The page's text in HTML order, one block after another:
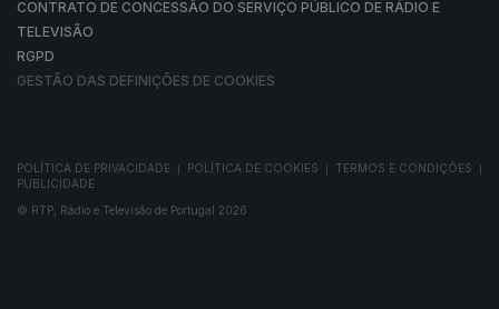
CONTRATO DE CONCESSÃO DO SERVIÇO PÚBLICO DE RÁDIO E
TELEVISÃO
RGPD
GESTÃO DAS DEFINIÇÕES DE COOKIES
POLÍTICA DE PRIVACIDADE POLÍTICA DE COOKIES TERMOS E CONDIÇÕES
PUBLICIDADE
© RTP, Rádio e Televisão de Portugal 2026